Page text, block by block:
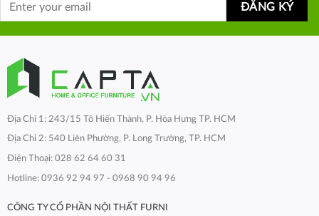
Địa Chỉ 1: 243/15 Tô Hiến Thành, P. Hòa Hưng TP. HCM
Địa Chỉ 2: 540 Liên Phường, P. Long Trường, TP. HCM
Điện Thoại: 028 62 64 60 31
Hotline: 0936 92 94 97 - 0968 90 94 96
CÔNG TY CỔ PHẦN NỘI THẤT FURNI